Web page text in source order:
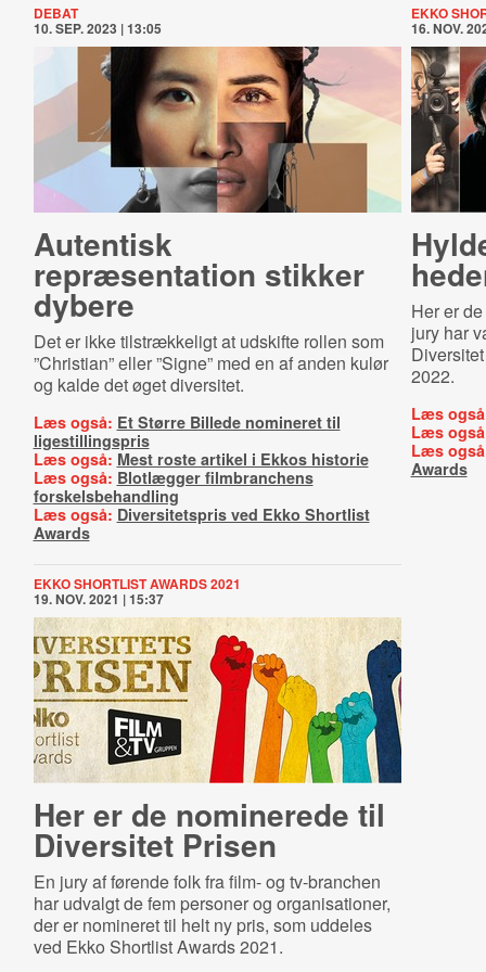
DEBAT
10. SEP. 2023 | 13:05
Autentisk
repræsentation stikker
dybere
Det er ikke tilstrækkeligt at udskifte rollen som
”Christian” eller ”Signe” med en af anden kulør
og kalde det øget diversitet.
Læs også: Et Større Billede nomineret til
ligestillingspris
Læs også: Mest roste artikel i Ekkos historie
Læs også: Blotlægger filmbranchens
forskelsbehandling
Læs også: Diversitetspris ved Ekko Shortlist
Awards
EKKO
16. NOV.
Her er
jury har
2022.
Læs
Læs
Læs
Awards
EKKO SHORTLIST AWARDS 2021
19. NOV. 2021 | 15:37
Her er de nominerede til
Diversitet Prisen
En jury af førende folk fra film- og tv-branchen
har udvalgt de fem personer og organisationer,
der er nomineret til helt ny pris, som uddeles
ved Ekko Shortlist Awards 2021.